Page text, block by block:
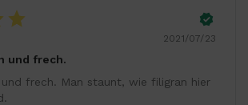
2021/07/23
und frech.
frech. Man staunt, wie filigran hier